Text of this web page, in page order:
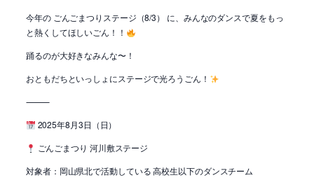
今年の ごんごまつりステージ（8/3） に、みんなのダンスで夏をもっ
と熱くしてほしいごん！！
踊るのが大好きなみんな〜！
おともだちといっしょにステージで光ろうごん！
⸻
2025年8月3日（日）
ごんごまつり 河川敷ステージ
対象者：岡山県北で活動している 高校生以下のダンスチーム